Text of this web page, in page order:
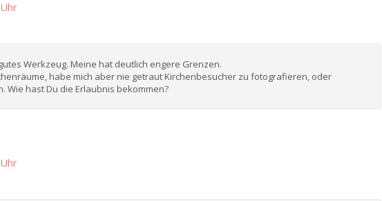
Werkzeug. Meine hat deutlich engere Grenzen.
habe mich aber nie getraut Kirchenbesucher zu fotografieren, oder
hast Du die Erlaubnis bekommen?